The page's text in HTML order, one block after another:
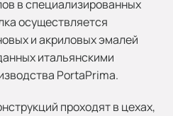
в специализированных
осуществляется
и акриловых эмалей
итальянскими
PortaPrima.
проходят в цехах,